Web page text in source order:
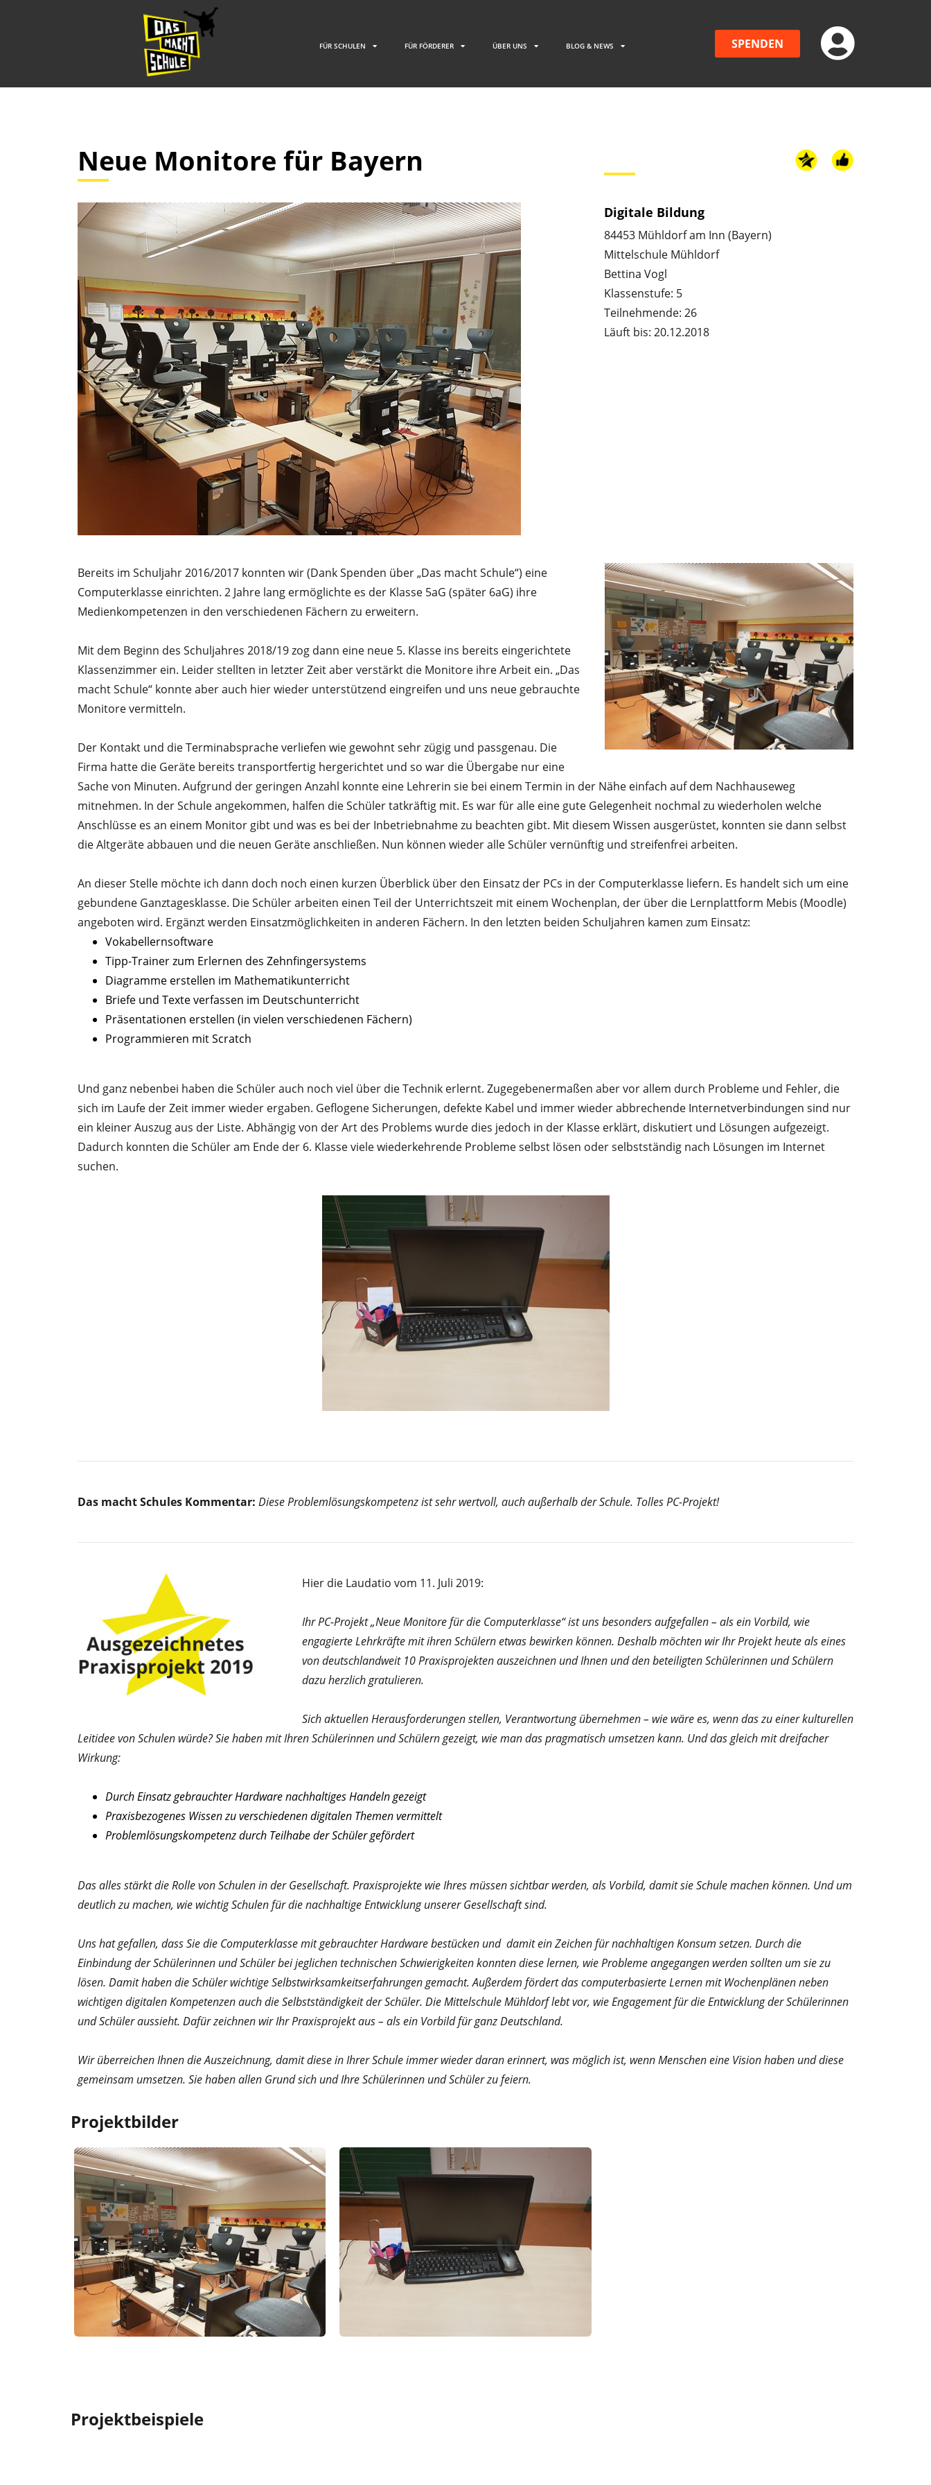
FÜR SCHULEN FÜR FÖRDERER ÜBER UNS BLOG & NEWS SPENDEN
Neue Monitore für Bayern
Digitale Bildung
84453 Mühldorf am Inn (Bayern)
Mittelschule Mühldorf
Bettina Vogl
Klassenstufe: 5
Teilnehmende: 26
Läuft bis: 20.12.2018
Bereits im Schuljahr 2016/2017 konnten wir (Dank Spenden über „Das macht Schule“) eine
Computerklasse einrichten. 2 Jahre lang ermöglichte es der Klasse 5aG (später 6aG) ihre
Medienkompetenzen in den verschiedenen Fächern zu erweitern.
Mit dem Beginn des Schuljahres 2018/19 zog dann eine neue 5. Klasse ins bereits eingerichtete
Klassenzimmer ein. Leider stellten in letzter Zeit aber verstärkt die Monitore ihre Arbeit ein. „Das
macht Schule“ konnte aber auch hier wieder unterstützend eingreifen und uns neue gebrauchte
Monitore vermitteln.
Der Kontakt und die Terminabsprache verliefen wie gewohnt sehr zügig und passgenau. Die
Firma hatte die Geräte bereits transportfertig hergerichtet und so war die Übergabe nur eine
Sache von Minuten. Aufgrund der geringen Anzahl konnte eine Lehrerin sie bei einem Termin in der Nähe einfach auf dem Nachhauseweg
mitnehmen. In der Schule angekommen, halfen die Schüler tatkräftig mit. Es war für alle eine gute Gelegenheit nochmal zu wiederholen welche
Anschlüsse es an einem Monitor gibt und was es bei der Inbetriebnahme zu beachten gibt. Mit diesem Wissen ausgerüstet, konnten sie dann selbst
die Altgeräte abbauen und die neuen Geräte anschließen. Nun können wieder alle Schüler vernünftig und streifenfrei arbeiten.
An dieser Stelle möchte ich dann doch noch einen kurzen Überblick über den Einsatz der PCs in der Computerklasse liefern. Es handelt sich um eine
gebundene Ganztagesklasse. Die Schüler arbeiten einen Teil der Unterrichtszeit mit einem Wochenplan, der über die Lernplattform Mebis (Moodle)
angeboten wird. Ergänzt werden Einsatzmöglichkeiten in anderen Fächern. In den letzten beiden Schuljahren kamen zum Einsatz:
Vokabellernsoftware
Tipp-Trainer zum Erlernen des Zehnfingersystems
Diagramme erstellen im Mathematikunterricht
Briefe und Texte verfassen im Deutschunterricht
Präsentationen erstellen (in vielen verschiedenen Fächern)
Programmieren mit Scratch
Und ganz nebenbei haben die Schüler auch noch viel über die Technik erlernt. Zugegebenermaßen aber vor allem durch Probleme und Fehler, die
sich im Laufe der Zeit immer wieder ergaben. Geflogene Sicherungen, defekte Kabel und immer wieder abbrechende Internetverbindungen sind nur
ein kleiner Auszug aus der Liste. Abhängig von der Art des Problems wurde dies jedoch in der Klasse erklärt, diskutiert und Lösungen aufgezeigt.
Dadurch konnten die Schüler am Ende der 6. Klasse viele wiederkehrende Probleme selbst lösen oder selbstständig nach Lösungen im Internet
suchen.
Das macht Schules Kommentar: Diese Problemlösungskompetenz ist sehr wertvoll, auch außerhalb der Schule. Tolles PC-Projekt!
Hier die Laudatio vom 11. Juli 2019:
Ihr PC-Projekt „Neue Monitore für die Computerklasse“ ist uns besonders aufgefallen – als ein Vorbild, wie
engagierte Lehrkräfte mit ihren Schülern etwas bewirken können. Deshalb möchten wir Ihr Projekt heute als eines
von deutschlandweit 10 Praxisprojekten auszeichnen und Ihnen und den beteiligten Schülerinnen und Schülern
dazu herzlich gratulieren.
Sich aktuellen Herausforderungen stellen, Verantwortung übernehmen – wie wäre es, wenn das zu einer kulturellen
Leitidee von Schulen würde? Sie haben mit Ihren Schülerinnen und Schülern gezeigt, wie man das pragmatisch umsetzen kann. Und das gleich mit dreifacher
Wirkung:
Durch Einsatz gebrauchter Hardware nachhaltiges Handeln gezeigt
Praxisbezogenes Wissen zu verschiedenen digitalen Themen vermittelt
Problemlösungskompetenz durch Teilhabe der Schüler gefördert
Das alles stärkt die Rolle von Schulen in der Gesellschaft. Praxisprojekte wie Ihres müssen sichtbar werden, als Vorbild, damit sie Schule machen können. Und um
deutlich zu machen, wie wichtig Schulen für die nachhaltige Entwicklung unserer Gesellschaft sind.
Uns hat gefallen, dass Sie die Computerklasse mit gebrauchter Hardware bestücken und damit ein Zeichen für nachhaltigen Konsum setzen. Durch die
Einbindung der Schülerinnen und Schüler bei jeglichen technischen Schwierigkeiten konnten diese lernen, wie Probleme angegangen werden sollten um sie zu
lösen. Damit haben die Schüler wichtige Selbstwirksamkeitserfahrungen gemacht. Außerdem fördert das computerbasierte Lernen mit Wochenplänen neben
wichtigen digitalen Kompetenzen auch die Selbstständigkeit der Schüler. Die Mittelschule Mühldorf lebt vor, wie Engagement für die Entwicklung der Schülerinnen
und Schüler aussieht. Dafür zeichnen wir Ihr Praxisprojekt aus – als ein Vorbild für ganz Deutschland.
Wir überreichen Ihnen die Auszeichnung, damit diese in Ihrer Schule immer wieder daran erinnert, was möglich ist, wenn Menschen eine Vision haben und diese
gemeinsam umsetzen. Sie haben allen Grund sich und Ihre Schülerinnen und Schüler zu feiern.
Projektbilder
Projektbeispiele